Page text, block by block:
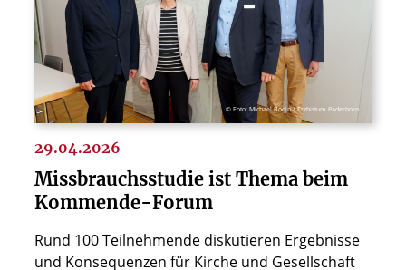
© Foto: Michael Bodin / Erzbistum Paderborn
29.04.2026
Missbrauchsstudie ist Thema beim
Kommende-Forum
Rund 100 Teilnehmende diskutieren Ergebnisse
und Konsequenzen für Kirche und Gesellschaft